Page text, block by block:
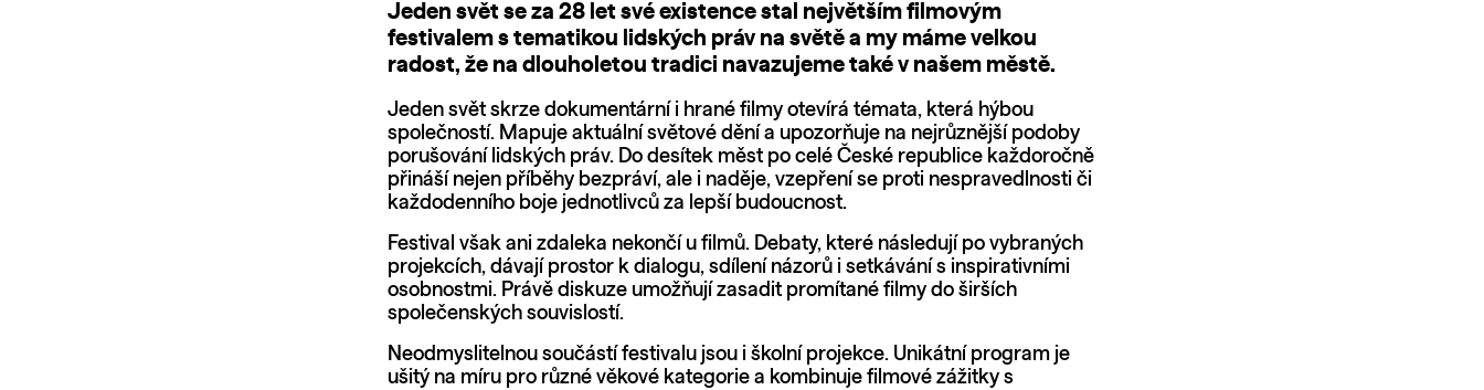
Jeden svět se za 28 let své existence stal největším filmovým
festivalem s tematikou lidských práv na světě a my máme velkou
radost, že na dlouholetou tradici navazujeme také v našem městě.
Jeden svět skrze dokumentární i hrané filmy otevírá témata, která hýbou
společností. Mapuje aktuální světové dění a upozorňuje na nejrůznější podoby
porušování lidských práv. Do desítek měst po celé České republice každoročně
přináší nejen příběhy bezpráví, ale i naděje, vzepření se proti nespravedlnosti či
každodenního boje jednotlivců za lepší budoucnost.
Festival však ani zdaleka nekončí u filmů. Debaty, které následují po vybraných
projekcích, dávají prostor k dialogu, sdílení názorů i setkávání s inspirativními
osobnostmi. Právě diskuze umožňují zasadit promítané filmy do širších
společenských souvislostí.
Neodmyslitelnou součástí festivalu jsou i školní projekce. Unikátní program je
ušitý na míru pro různé věkové kategorie a kombinuje filmové zážitky s